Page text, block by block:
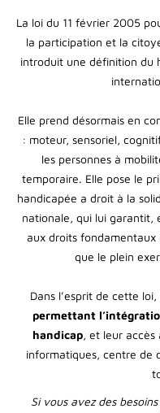
La loi du 11 février 2005
la participation et la
introduit une définition du
Elle prend désormais en
: moteur, sensoriel,
les personnes à
temporaire. Elle pose le
handicapée a droit à la
nationale, qui lui garantit,
aux droits fondamentaux
que le plein
Dans l’esprit de cette
permettant
handicap, et leur accès
informatiques, centre de
Si vous avez des